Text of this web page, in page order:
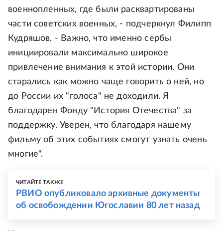
военнопленных, где были расквартированы
части советских военных, - подчеркнул Филипп
Кудряшов. - Важно, что именно сербы
инициировали максимально широкое
привлечение внимания к этой истории. Они
старались как можно чаще говорить о ней, но
до России их "голоса" не доходили. Я
благодарен Фонду "История Отечества" за
поддержку. Уверен, что благодаря нашему
фильму об этих событиях смогут узнать очень
многие".
ЧИТАЙТЕ ТАКЖЕ
РВИО опубликовало архивные документы
об освобождении Югославии 80 лет назад